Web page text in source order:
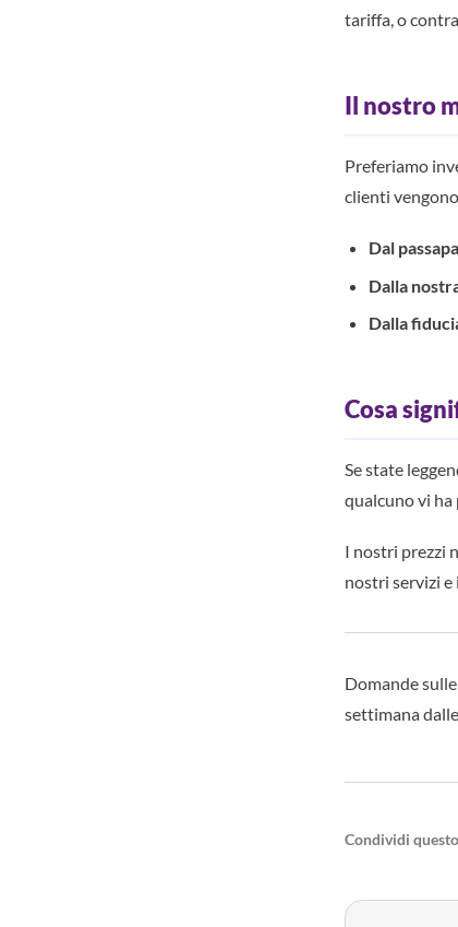
tariffa, o
Il nostro
Preferiamo
clienti
Dal
Dalla
Dalla
Cosa
Se state
qualcuno vi ha
I nostri prezzi
nostri servizi
Domande
settimana
Condividi